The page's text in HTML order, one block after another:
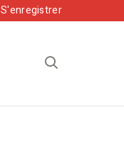
S'enregistrer